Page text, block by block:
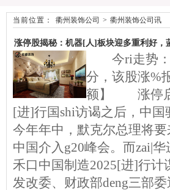
当前位置： 衢州装饰公司 > 衢州装饰公司讯
涨停股揭秘：机器[人]板块迎多重利好，
今ri走势：
分，该股涨%
额】 涨停启
[进]行国shi访谒之后，中
今年年中，默克尔总理将
中国介入g20峰会。而zai|
禾口中国制造2025[进]行
发改委、财政部deng三部